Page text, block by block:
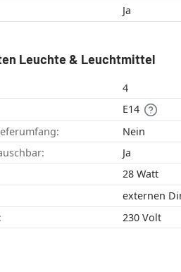
Ja
Leuchte & Leuchtmittel
4
E14
Nein
Ja
28 Watt
externen
230 Volt